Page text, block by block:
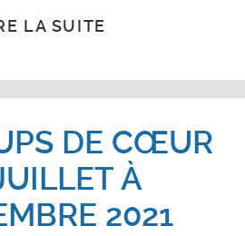
LA SUITE
DE CŒUR
À
2021